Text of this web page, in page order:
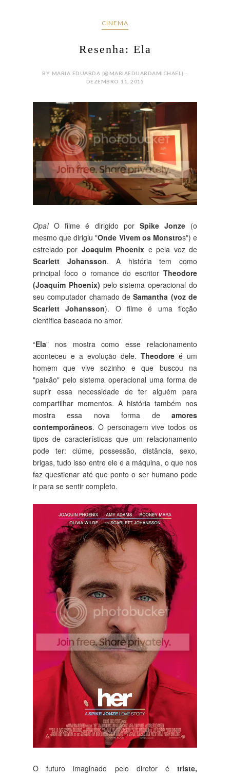
CINEMA
Resenha: Ela
BY MARIA EDUARDA {@MARIAEDUARDAMICHAEL} -
DEZEMBRO 11, 2015
Opa!O filme é dirigido por Spike Jonze(o
mesmo que dirigiu "Onde Vivem os Monstros") e
estrelado por Joaquim Phoenix e pela voz de
Scarlett Johansson. A história tem como
principal foco o romance do escritor Theodore
(Joaquim Phoenix) pelo sistema operacional do
seu computador chamado deSamantha (voz de
Scarlett Johansson). O filme é uma ficção
científica baseada no amor.
“Ela” nos mostra como esse relacionamento
aconteceu e a evolução dele. Theodore é um
homem que vive sozinho e que buscou na
"paixão" pelo sistema operacional uma forma de
suprir essa necessidade de ter alguém para
compartilhar momentos. A história também nos
mostra essa nova forma de amores
contemporâneos. O personagem vive todos os
tipos de características que um relacionamento
pode ter: ciúme, possessão, distância, sexo,
brigas, tudo isso entre ele e a máquina, o que nos
faz questionar até que ponto o ser humano pode
ir para se sentir completo.
O futuro imaginado pelo diretor é triste,